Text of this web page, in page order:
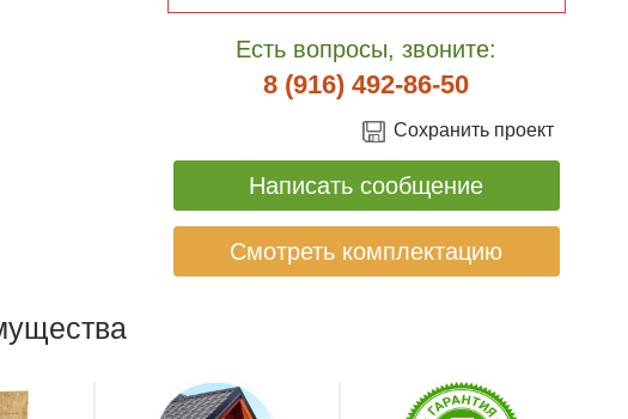
Есть вопросы, звоните:
8 (916) 492-86-50
Сохранить проект
Написать сообщение
Смотреть комплектацию